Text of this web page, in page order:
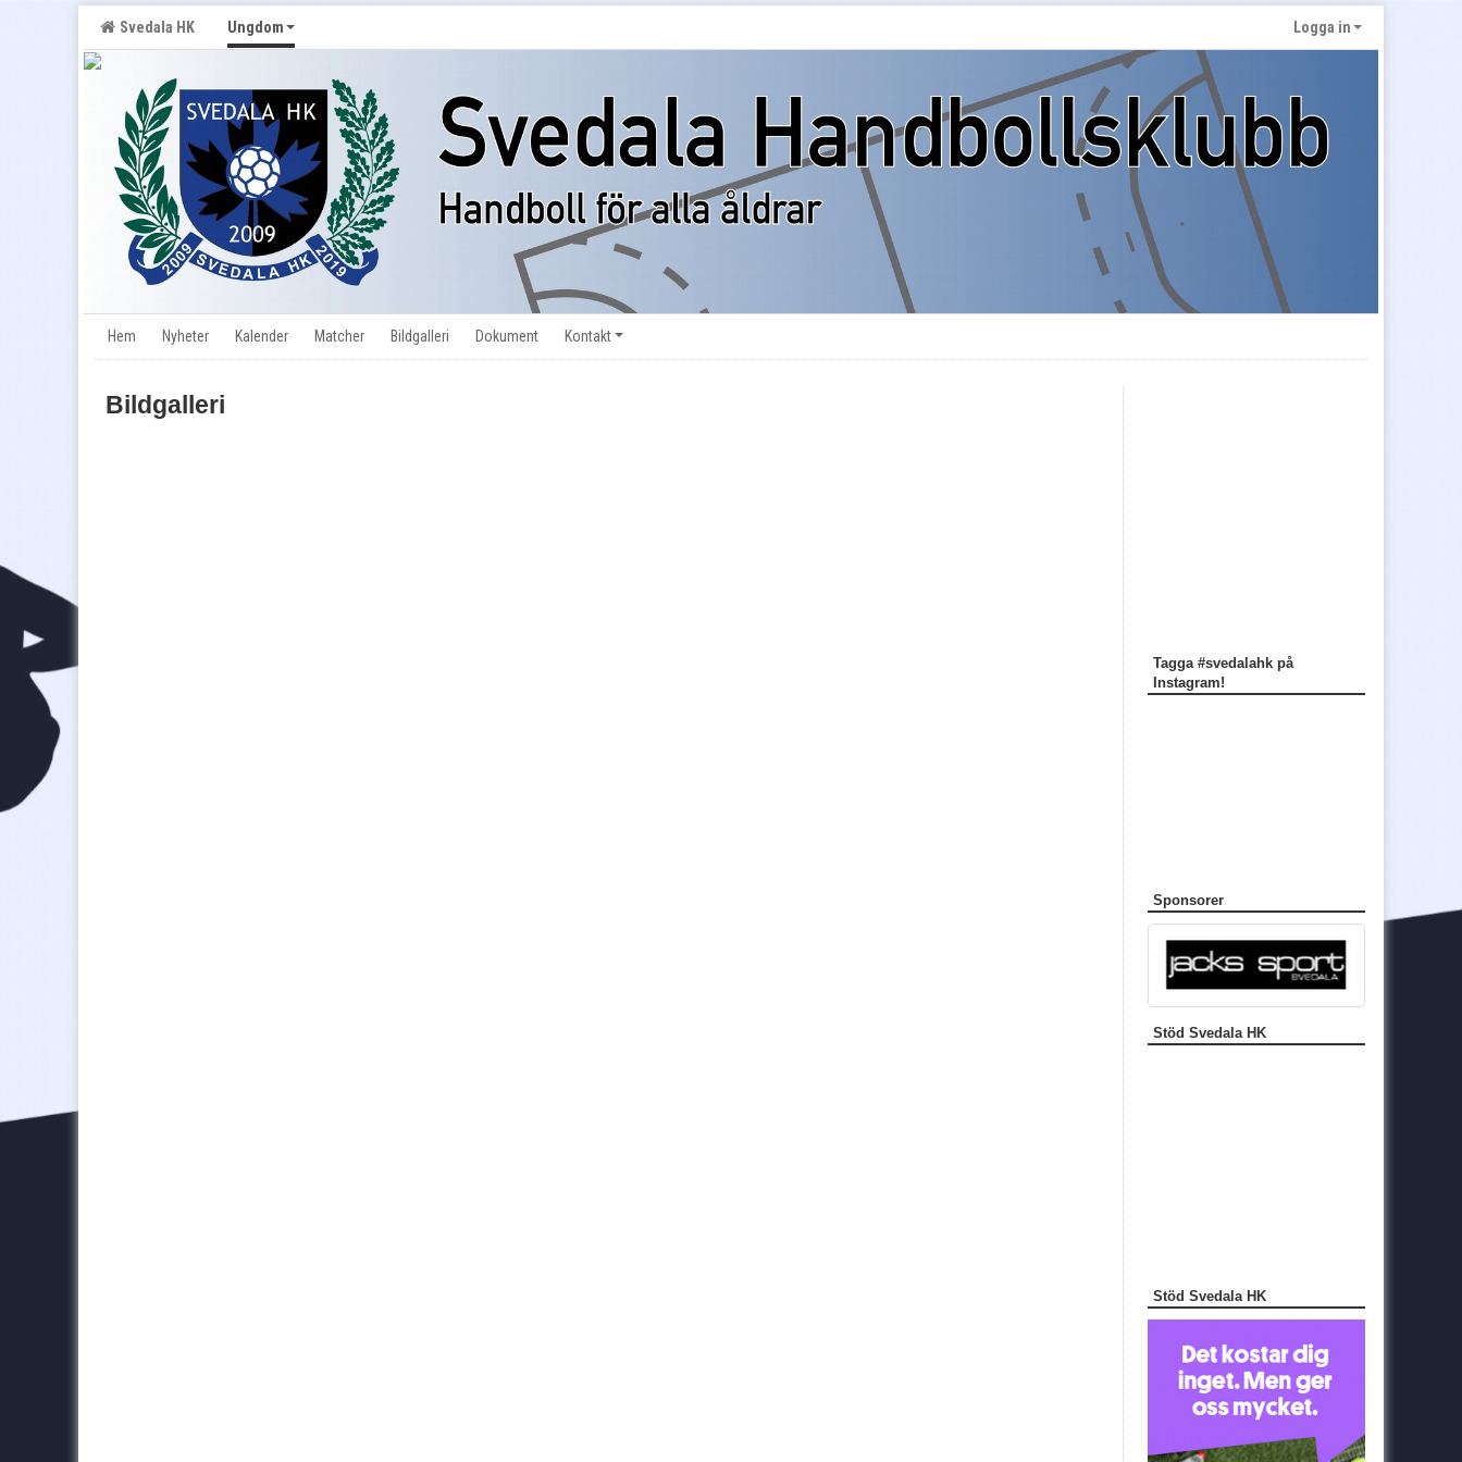
Svedala HK Ungdom Logga in
Hem Nyheter Kalender Matcher Bildgalleri Dokument Kontakt
Bildgalleri
Tagga #svedalahk på
Instagram!
Sponsorer
Stöd Svedala HK
Stöd Svedala HK